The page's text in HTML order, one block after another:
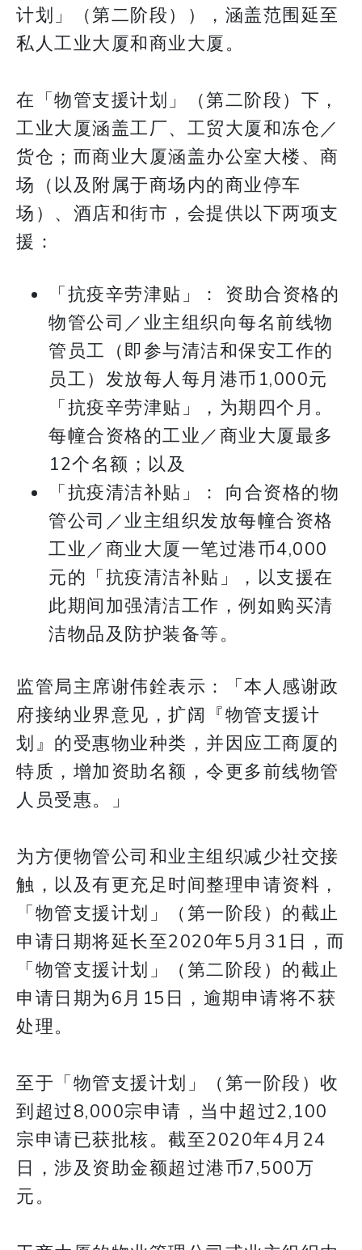
计划」（第二阶段）），涵盖范围延至
私人工业大厦和商业大厦。
在「物管支援计划」（第二阶段）下，
工业大厦涵盖工厂、工贸大厦和冻仓／
货仓；而商业大厦涵盖办公室大楼、商
场（以及附属于商场内的商业停车
场）、酒店和街市，会提供以下两项支
援：
「抗疫辛劳津贴」： 资助合资格的
物管公司／业主组织向每名前线物
管员工（即参与清洁和保安工作的
员工）发放每人每月港币1,000元
「抗疫辛劳津贴」，为期四个月。
每幢合资格的工业／商业大厦最多
12个名额；以及
「抗疫清洁补贴」： 向合资格的物
管公司／业主组织发放每幢合资格
工业／商业大厦一笔过港币4,000
元的「抗疫清洁补贴」，以支援在
此期间加强清洁工作，例如购买清
洁物品及防护装备等。
监管局主席谢伟銓表示：「本人感谢政
府接纳业界意见，扩阔『物管支援计
划』的受惠物业种类，并因应工商厦的
特质，增加资助名额，令更多前线物管
人员受惠。」
为方便物管公司和业主组织减少社交接
触，以及有更充足时间整理申请资料，
「物管支援计划」（第一阶段）的截止
申请日期将延长至2020年5月31日，而
「物管支援计划」（第二阶段）的截止
申请日期为6月15日，逾期申请将不获
处理。
至于「物管支援计划」（第一阶段）收
到超过8,000宗申请，当中超过2,100
宗申请已获批核。截至2020年4月24
日，涉及资助金额超过港币7,500万
元。